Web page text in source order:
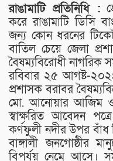
রাঙামাটি প্রতিনিধি :
করে রাঙামাটি ডিসি
জন্য কোন ধরনের
বাতিল চেয়ে জেলা
বৈষম্যবিরোধী নাগরিক
রবিবার ২৫ আগষ্ট-
প্রশাসক বরাবর
মো. আনোয়ার আজিম
স্বাক্ষরিত আবেদন
কর্ণফুলী নদীর উপর বাঁধ
বাঙ্গালী জনগোষ্ঠীর
বিপর্যয় নেমে আসে।